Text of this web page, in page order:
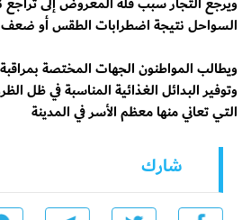
السواحل نتيجة اضطرابات الطقس أو ضعف
ويطالب المواطنون الجهات المختصة
وتوفير البدائل الغذائية المناسبة في ظل
التي تعاني منها معظم الأسر في المدينة
شارك